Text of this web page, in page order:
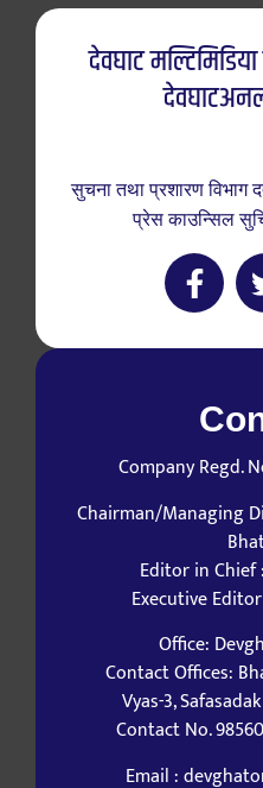
देवघाट मल्टिमिडिया
सुचना तथा प्रशारण विभाग
प्रेस काउन्सिल
Company Regd.
Chairman/Managing
Editor in Chief
Executive
Office:
Contact Offices:
Vyas-3,
Contact No.
Email :